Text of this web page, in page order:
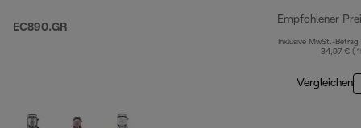
EC890.GR
Empfohlener
Inklusive MwSt.-Betrag
34,97 € (
Vergleichen